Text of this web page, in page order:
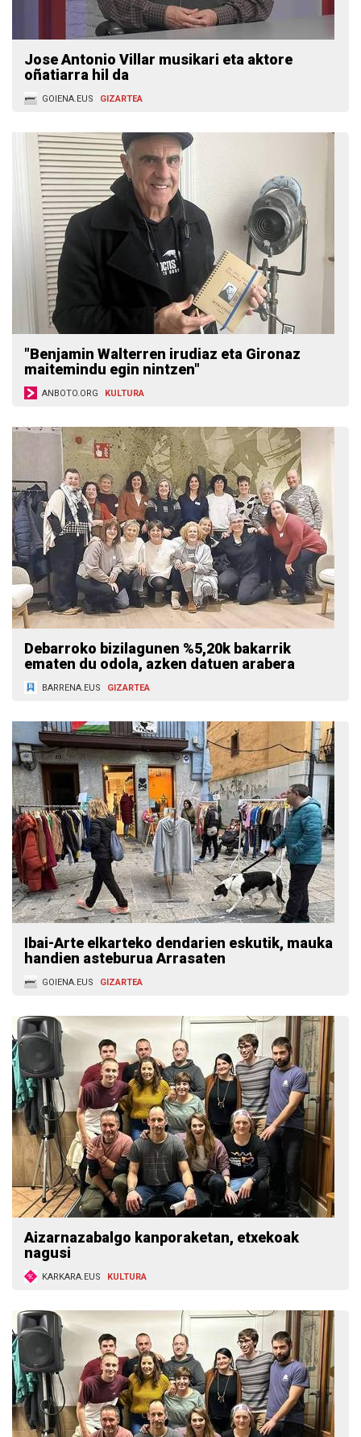
Jose Antonio Villar musikari eta aktore
oñatiarra hil da
GOIENA.EUS GIZARTEA
"Benjamin Walterren irudiaz eta Gironaz
maitemindu egin nintzen"
ANBOTO.ORG KULTURA
Debarroko bizilagunen %5,20k bakarrik
ematen du odola, azken datuen arabera
BARRENA.EUS GIZARTEA
Ibai-Arte elkarteko dendarien eskutik, mauka
handien asteburua Arrasaten
GOIENA.EUS GIZARTEA
Aizarnazabalgo kanporaketan, etxekoak
nagusi
KARKARA.EUS KULTURA